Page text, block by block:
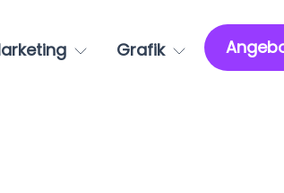
Grafik